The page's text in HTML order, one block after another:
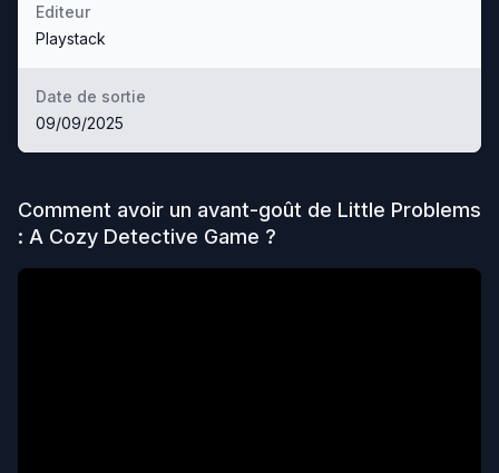
Editeur
Playstack
Date de sortie
09/09/2025
Comment avoir un avant-goût de Little Problems
: A Cozy Detective Game ?